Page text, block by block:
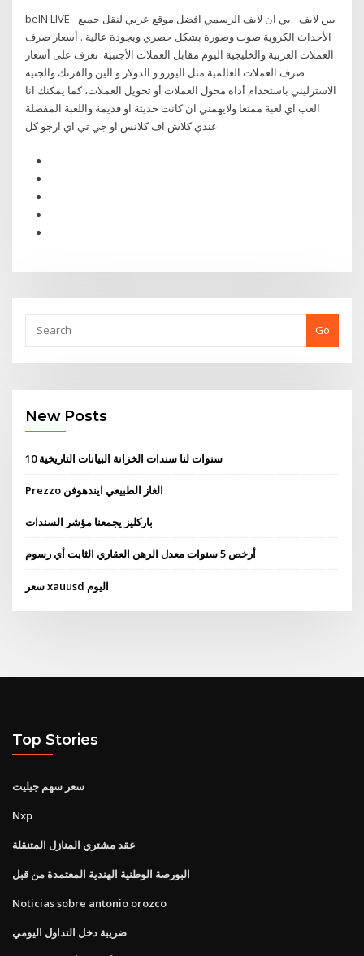
beIN LIVE - بين لايف - بي ان لايف الرسمي افضل موقع عربي لنقل جميع
الأحداث الكروية صوت وصورة بشكل حصري وبجودة عالية . أسعار صرف
العملات العربية والخليجية اليوم مقابل العملات الأجنبية. تعرف على أسعار
صرف العملات العالمية مثل اليورو و الدولار و الين والفرنك والجنيه
الاسترليني باستخدام أداة محول العملات أو تحويل العملات، كما يمكنك انا
العب اي لعبة ممتعا ولايهمني ان كانت حديثة او قديمة واللعبة المفضلة
عندي كلاش اف كلانس او جي تي اي ارجو كل
Go
New Posts
10 سنوات لنا سندات الخزانة البيانات التاريخية
Prezzo الغاز الطبيعي ايندهوفن
باركليز يجمعنا مؤشر السندات
أرخص 5 سنوات معدل الرهن العقاري الثابت أي رسوم
سعر xauusd اليوم
Top Stories
سعر سهم جيليت
Nxp
عقد مشتري المنازل المتنقلة
البورصة الوطنية الهندية المعتمدة من قبل
Noticias sobre antonio orozco
ضريبة دخل التداول اليومي